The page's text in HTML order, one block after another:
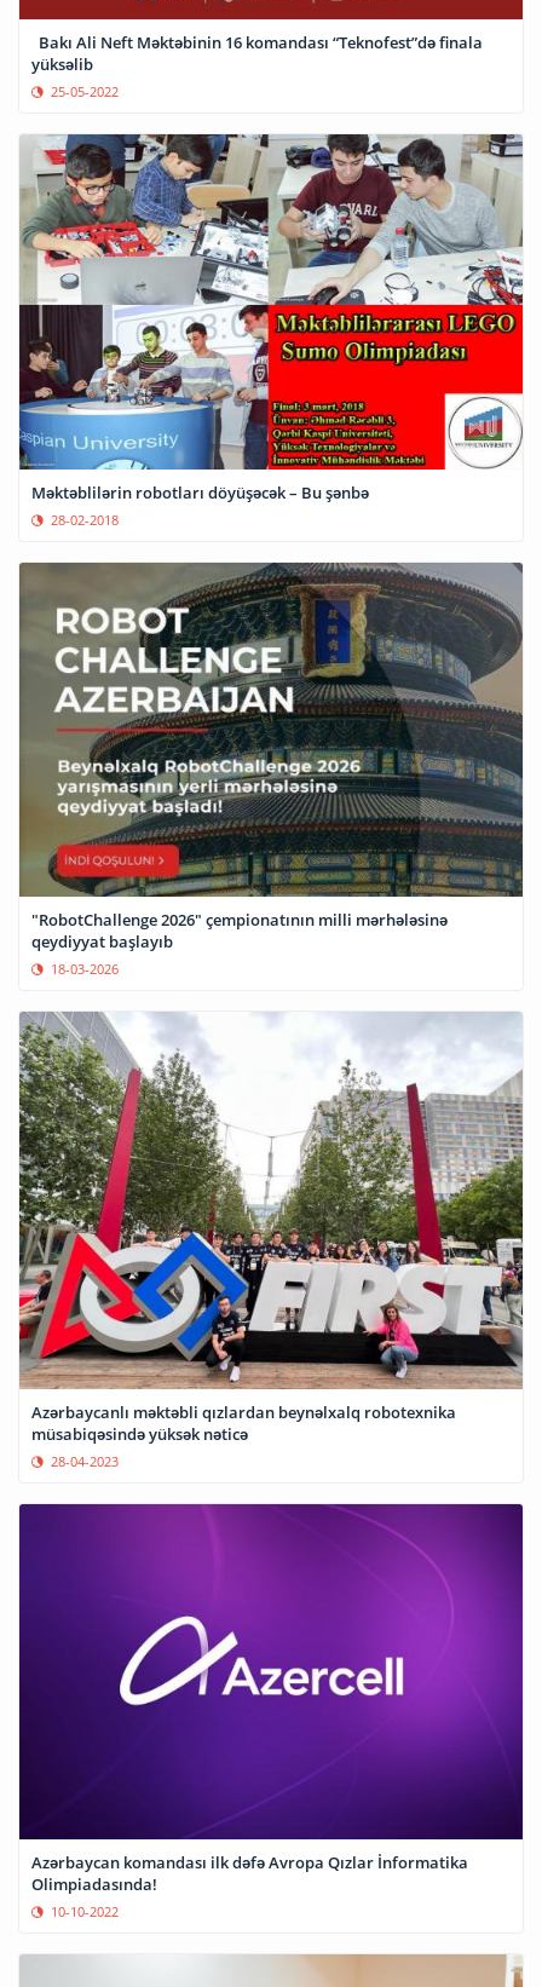
Bakı Ali Neft Məktəbinin 16 komandası “Teknofest”də finala
25-05-2022
Məktəblilərin robotları döyüşəcək – Bu şənbə
28-02-2018
"RobotChallenge 2026" çempionatının milli mərhələsinə
qeydiyyat başlayıb
18-03-2026
Azərbaycanlı məktəbli qızlardan beynəlxalq robotexnika
müsabiqəsində yüksək nəticə
28-04-2023
Azərbaycan komandası ilk dəfə Avropa Qızlar İnformatika
Olimpiadasında!
10-10-2022